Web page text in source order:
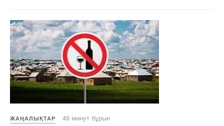
ЖАҢАЛЫҚТАР 49 минут бұрын